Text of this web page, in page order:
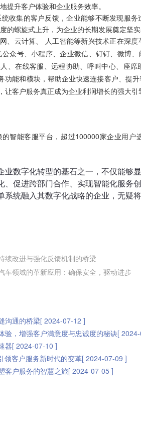
提升客户体验和企业服务效率。
统收集的客户反馈，企业能够不断发现服
的螺旋式上升，为企业的长期发展奠定坚实
、云计算、 人工智能等新兴技术正在深
众号、小程序、企业微信、钉钉、微博
、在线客服、远程协助、呼叫中心、座
功能和模块，帮助企业快速连接客户、提
客户服务真正成为企业利润增长的强大引
智能客服平台，超过100000家企业用户
业数字化转型的基石之一，不仅能够
、促进跨部门合作、实现智能化服务
系统融入其数字化战略的企业，无疑
续改进与强化反馈机制的桥梁
车领域的革新应用：确保安全，驱动进步
沟通的桥梁[ 2024-07-12 ]
验，增强客户满意度与忠诚度的秘诀[
器[ 2024-07-10 ]
领客户服务新时代的变革[ 2024-07-09 ]
客户服务的智慧之旅[ 2024-07-05 ]